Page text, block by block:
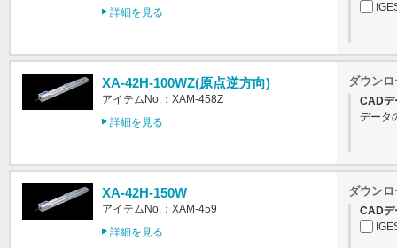
詳細を見る
XA-42H-100WZ(原点逆方向)
アイテムNo.：XAM-458Z
詳細を見る
ダウンロ
CADデ
データ
XA-42H-150W
アイテムNo.：XAM-459
詳細を見る
ダウンロ
CADデ